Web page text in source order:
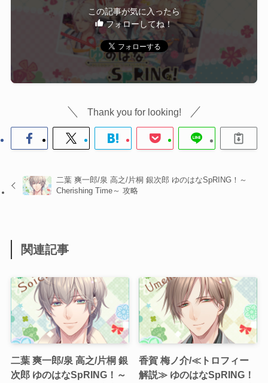
この記事が気に入ったら
フォローしてね！
Thank you for looking!
二葉 爽一郎/泉 高之/片桐 銀次郎 ゆのはなSpRING！～
Cherishing Time～ 攻略
関連記事
二葉 爽一郎/泉 高之/片桐 銀
次郎 ゆのはなSpRING！～
香賀 梅ノ介/≪トロフィー
解説≫ ゆのはなSpRING！